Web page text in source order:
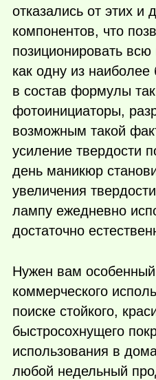
отказались от этих и
компонентов, что
позиционировать
как одну из
в состав формулы
фотоинициаторы,
возможным такой
усиление твердости
день маникюр
увеличения
лампу ежедневно
достаточно
Нужен вам
коммерческого
поиске стойкого,
быстросохнущего
использования в
любой недельный